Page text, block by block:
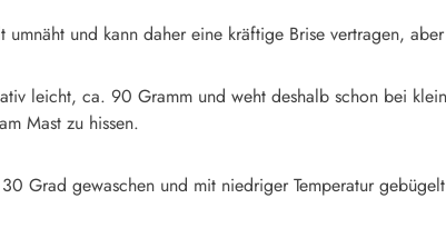
umnäht und kann daher eine kräftige Brise vertragen,
leicht, ca. 90 Gramm und weht deshalb schon bei
Mast zu hissen.
Grad gewaschen und mit niedriger Temperatur